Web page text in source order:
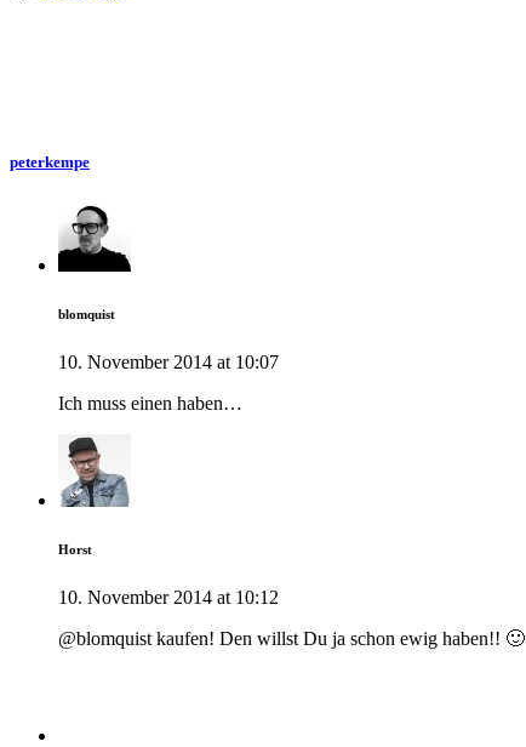
peterkempe
blomquist
10. November 2014 at 10:07
Ich muss einen haben…
Horst
10. November 2014 at 10:12
@blomquist kaufen! Den willst Du ja schon ewig haben!! 🙂